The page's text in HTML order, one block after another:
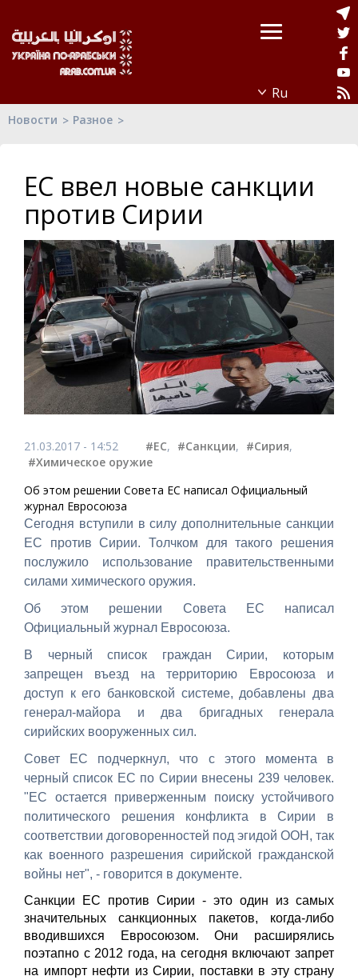
Новости Разное
ЕС ввел новые санкции
против Сирии
21.03.2017 - 14:52 #ЕС, #Санкции, #Сирия,
#Химическое оружие
Об этом решении Совета ЕС написал Официальный
журнал Евросоюза
Сегодня вступили в силу дополнительные санкции
ЕС против Сирии. Толчком для такого решения
послужило использование правительственными
силами химического оружия.
Об этом решении Совета ЕС написал
Официальный журнал Евросоюза.
В черный список граждан Сирии, которым
запрещен въезд на территорию Евросоюза и
доступ к его банковской системе, добавлены два
генерал-майора и два бригадных генерала
сирийских вооруженных сил.
Совет ЕС подчеркнул, что с этого момента в
черный список ЕС по Сирии внесены 239 человек.
"ЕС остается приверженным поиску устойчивого
политического решения конфликта в Сирии в
соответствии договоренностей под эгидой ООН, так
как военного разрешения сирийской гражданской
войны нет", - говорится в документе.
Санкции ЕС против Сирии - это один из самых
значительных санкционных пакетов, когда-либо
вводившихся Евросоюзом. Они расширялись
поэтапно с 2012 года, на сегодня включают запрет
на импорт нефти из Сирии, поставки в эту страну